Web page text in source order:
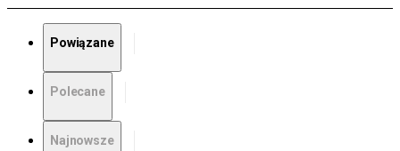
Powiązane
Polecane
Najnowsze